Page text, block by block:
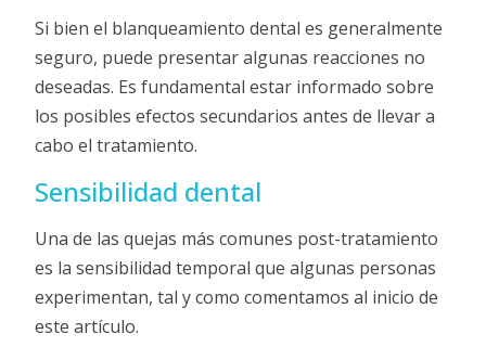
Si bien el blanqueamiento dental es generalmente
seguro, puede presentar algunas reacciones no
deseadas. Es fundamental estar informado sobre
los posibles efectos secundarios antes de llevar a
cabo el tratamiento.
Sensibilidad dental
Una de las quejas más comunes post-tratamiento
es la sensibilidad temporal que algunas personas
experimentan, tal y como comentamos al inicio de
este artículo.